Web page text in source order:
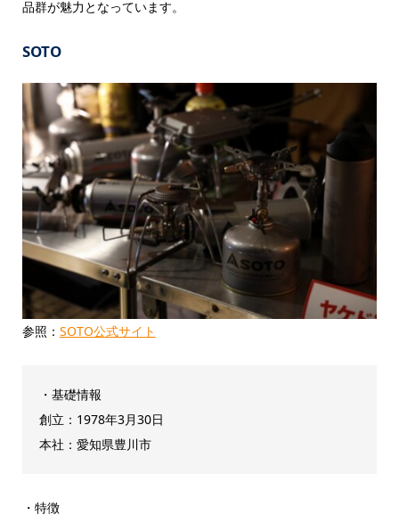
品群が魅力となっています。
SOTO
参照： SOTO公式サイト
・基礎情報
創立：1978年3月30日
本社：愛知県豊川市
・特徴